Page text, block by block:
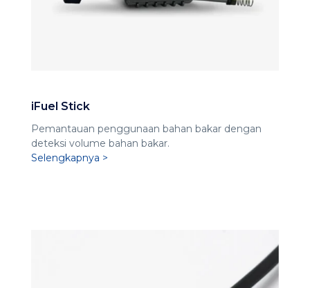
iFuel Stick
Pemantauan penggunaan bahan bakar dengan
deteksi volume bahan bakar.
Selengkapnya >